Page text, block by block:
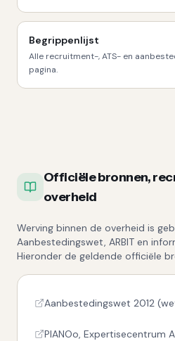
Begrippenlijst
Alle recruitment-, ATS- en
pagina.
Officiële bronnen,
overheid
Werving binnen de overheid is
Aanbestedingswet, ARBIT en
Hieronder de geldende officiële
Aanbestedingswet 2012
PIANOo, Expertisecentrum